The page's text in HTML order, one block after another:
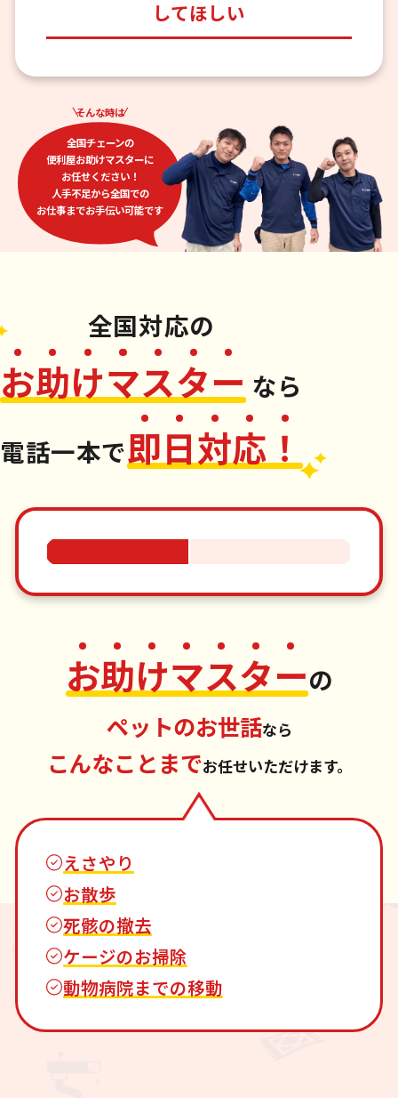
してほしい
そんな時は
全国チェーンの
便利屋お助けマスターに
お任せください！
人手不足から全国での
お仕事までお手伝い可能です
全国対応の
お助けマスター なら
電話一本で即日対応 ！
お助けマスターの
ペットのお世話なら
こんなことまでお任せいただけます。
えさやり
お散歩
死骸の撤去
ケージのお掃除
動物病院までの移動